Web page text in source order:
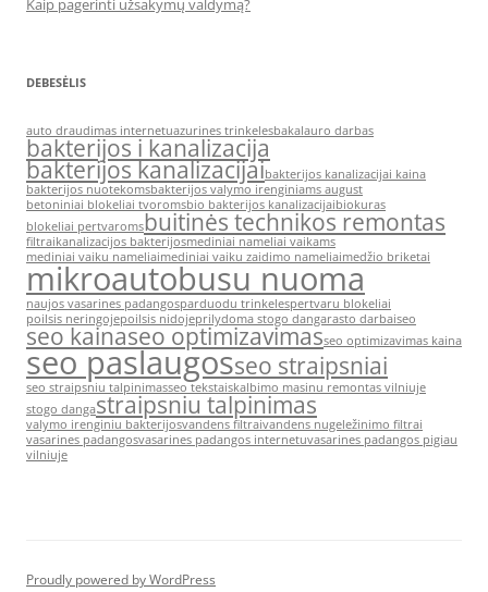
Kaip pagerinti užsakymų valdymą?
DEBESĖLIS
auto draudimas internetuazurines trinkelesbakalauro darbas
bakterijos i kanalizacija
bakterijos kanalizacijaibakterijos kanalizacijai kaina
bakterijos nuotekomsbakterijos valymo irenginiams august
betoniniai blokeliai tvoromsbio bakterijos kanalizacijaibiokuras
blokeliai pertvaromsbuitinės technikos remontas
filtraikanalizacijos bakterijosmediniai nameliai vaikams
mediniai vaiku nameliaimediniai vaiku zaidimo nameliaimedžio briketai
mikroautobusu nuoma
naujos vasarines padangosparduodu trinkelespertvaru blokeliai
poilsis neringojepoilsis nidojeprilydoma stogo dangarasto darbaiseo
seo kainaseo optimizavimasseo optimizavimas kaina
seo paslaugosseo straipsniai
seo straipsniu talpinimasseo tekstaiskalbimo masinu remontas vilniuje
stogo dangastraipsniu talpinimas
valymo irenginiu bakterijosvandens filtraivandens nugeležinimo filtrai
vasarines padangosvasarines padangos internetuvasarines padangos pigiau
vilniuje
Proudly powered by WordPress